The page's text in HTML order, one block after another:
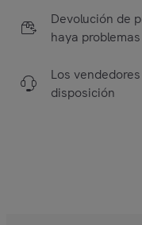
Devolución de
haya problemas
Los
disposición